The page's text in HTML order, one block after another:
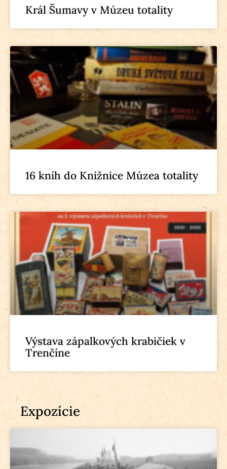
Král Šumavy v Múzeu totality
16 kníh do Knižnice Múzea totality
Výstava zápalkových krabičiek v
Trenčíne
Expozície